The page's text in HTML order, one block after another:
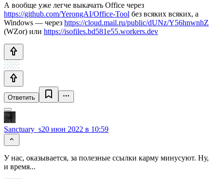
А вообще уже легче выкачать Office через
https://github.com/YerongAI/Office-Tool без всяких всяких, а
Windows — через https://cloud.mail.ru/public/dUNz/Y56hnwnhZ
(WZor) или https://isofiles.bd581e55.workers.dev
Ответить
Sanctuary_s20 июн 2022 в 10:59
У нас, оказывается, за полезные ссылки карму минусуют. Ну,
и время...